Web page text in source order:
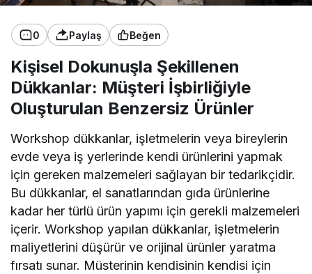
0 Paylaş Beğen
Kişisel Dokunuşla Şekillenen
Dükkanlar: Müşteri İşbirliğiyle
Oluşturulan Benzersiz Ürünler
Workshop dükkanlar, işletmelerin veya bireylerin
evde veya iş yerlerinde kendi ürünlerini yapmak
için gereken malzemeleri sağlayan bir tedarikçidir.
Bu dükkanlar, el sanatlarından gıda ürünlerine
kadar her türlü ürün yapımı için gerekli malzemeleri
içerir. Workshop yapılan dükkanlar, işletmelerin
maliyetlerini düşürür ve orijinal ürünler yaratma
fırsatı sunar. Müsterinin kendisinin kendisi için